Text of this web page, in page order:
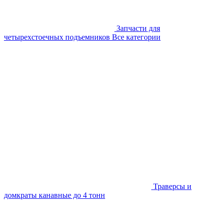
Запчасти для
четырехстоечных подъемников Все категории
Траверсы и
домкраты канавные до 4 тонн